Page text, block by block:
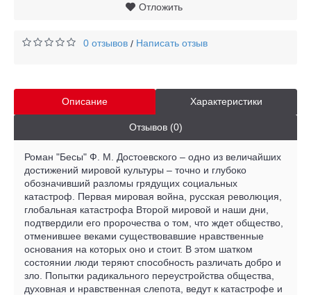
Отложить
0 отзывов / Написать отзыв
Описание Характеристики
Отзывов (0)
Роман "Бесы" Ф. М. Достоевского – одно из величайших
достижений мировой культуры – точно и глубоко
обозначивший разломы грядущих социальных
катастроф. Первая мировая война, русская революция,
глобальная катастрофа Второй мировой и наши дни,
подтвердили его пророчества о том, что ждет общество,
отменившее веками существовавшие нравственные
основания на которых оно и стоит. В этом шатком
состоянии люди теряют способность различать добро и
зло. Попытки радикального переустройства общества,
духовная и нравственная слепота, ведут к катастрофе и